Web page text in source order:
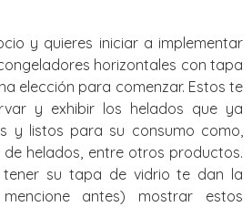
y quieres iniciar a implementar
horizontales con tapa
elección para comenzar. Estos te
y exhibir los helados que ya
y listos para su consumo como,
helados, entre otros productos.
tener su tapa de vidrio te dan la
antes) mostrar estos